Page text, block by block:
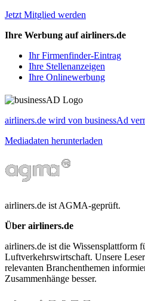
Jetzt Mitglied werden
Ihre Werbung auf airliners.de
Ihr Firmenfinder-Eintrag
Ihre Stellenanzeigen
Ihre Onlinewerbung
airliners.de wird von businessAd
Mediadaten herunterladen
airliners.de ist AGMA-geprüft.
Über airliners.de
airliners.de ist die Wissensplattform
Luftverkehrswirtschaft. Unsere
relevanten Branchenthemen
Zusammenhänge besser.